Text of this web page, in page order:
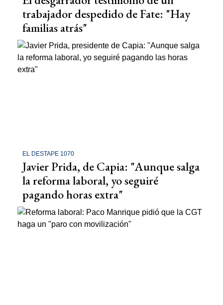
trabajador despedido de Fate: "Hay
familias atrás"
EL DESTAPE 1070
Javier Prida, de Capia: "Aunque salga
la reforma laboral, yo seguiré
pagando horas extra"